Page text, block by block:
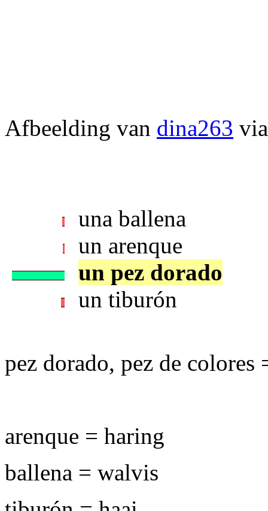
Afbeelding van dina263
una ballena
un arenque
un pez dorado
un tiburón
pez dorado, pez de colores
arenque = haring
ballena = walvis